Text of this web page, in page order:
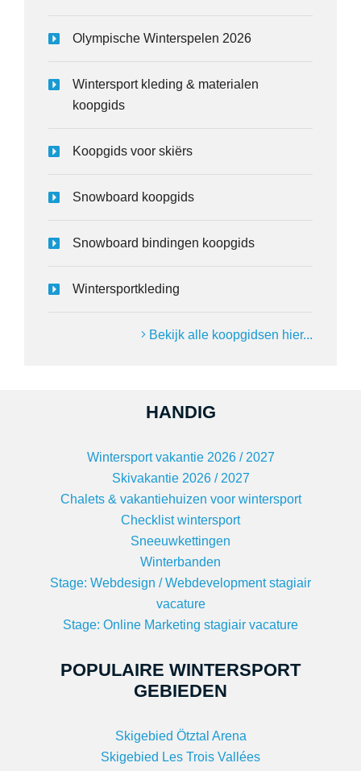
Olympische Winterspelen 2026
Wintersport kleding & materialen
koopgids
Koopgids voor skiërs
Snowboard koopgids
Snowboard bindingen koopgids
Wintersportkleding
Bekijk alle koopgidsen hier...
HANDIG
Wintersport vakantie 2026 / 2027
Skivakantie 2026 / 2027
Chalets & vakantiehuizen voor wintersport
Checklist wintersport
Sneeuwkettingen
Winterbanden
Stage: Webdesign / Webdevelopment stagiair
vacature
Stage: Online Marketing stagiair vacature
POPULAIRE WINTERSPORT
GEBIEDEN
Skigebied Ötztal Arena
Skigebied Les Trois Vallées